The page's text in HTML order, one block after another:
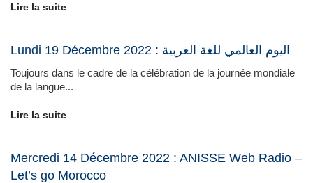
Lire la suite
Lundi 19 Décembre 2022 : اليوم العالمي للغة العربية
Toujours dans le cadre de la célébration de la journée mondiale
de la langue...
Lire la suite
Mercredi 14 Décembre 2022 : ANISSE Web Radio –
Let’s go Morocco